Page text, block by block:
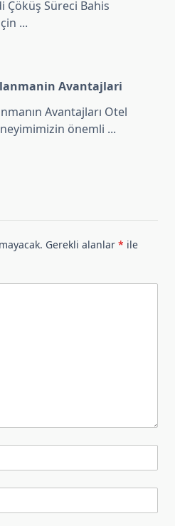
Çöküş Süreci Bahis
...
Avantajlari
Avantajları Otel
önemli ...
Gerekli alanlar * ile